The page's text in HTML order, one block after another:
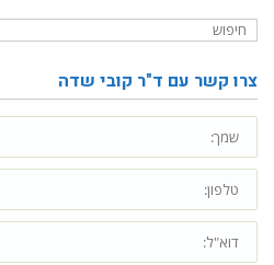
צרו קשר עם ד"ר קובי שדה